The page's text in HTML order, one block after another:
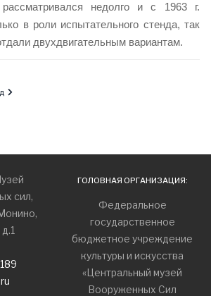
недолго и с 1963 г.
в роли испытательного стенда, так
двухдвигательным вариантам.
1941 года капитану Н. Ф. Гастелло было
115 лет со дня рождения советского
сил,
ГОЛОВНАЯ ОРГАНИЗАЦИЯ:
Федеральное
государственное
бюджетное учреждение
культуры и искусства
«Центральный музей
Вооруженных Сил